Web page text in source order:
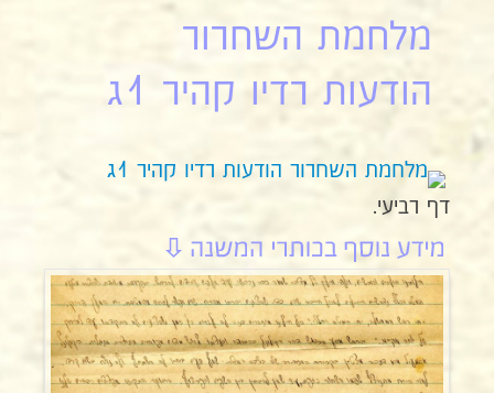
מלחמת השחרור
הודעות רדיו קהיר 1ג
דף רביעי.